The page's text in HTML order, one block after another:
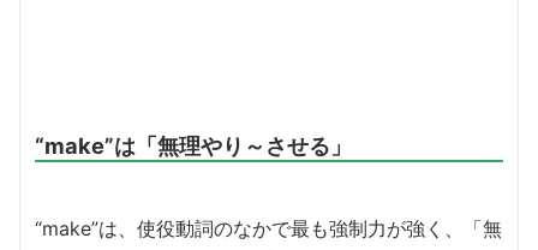
“make”は「無理やり～させる」
“make”は、使役動詞のなかで最も強制力が強く、「無